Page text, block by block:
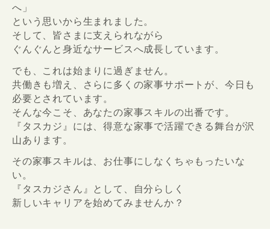
へ」
という思いから生まれました。
そして、皆さまに支えられながら
ぐんぐんと身近なサービスへ成長しています。
でも、これは始まりに過ぎません。
共働きも増え、さらに多くの家事サポートが、今日も
必要とされています。
そんな今こそ、あなたの家事スキルの出番です。
『タスカジ』には、得意な家事で活躍できる舞台が沢
山あります。
その家事スキルは、お仕事にしなくちゃもったいな
い。
『タスカジさん』として、自分らしく
新しいキャリアを始めてみませんか？